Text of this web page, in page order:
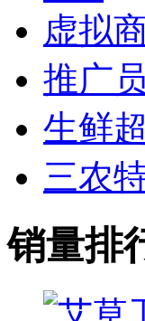
虚拟
推广
生鲜
三农
销量排